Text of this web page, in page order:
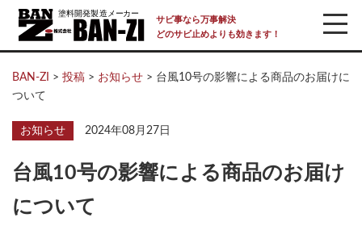
サビ事なら万事解決
どのサビ止めよりも効きます！
BAN-ZI > 投稿 > お知らせ > 台風10号の影響による商品のお届けに
ついて
お知らせ 2024年08月27日
台風10号の影響による商品のお届け
について